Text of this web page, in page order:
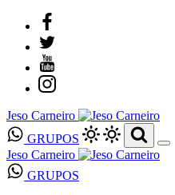
Jeso Carneiro
GRUPOS
Jeso Carneiro
GRUPOS